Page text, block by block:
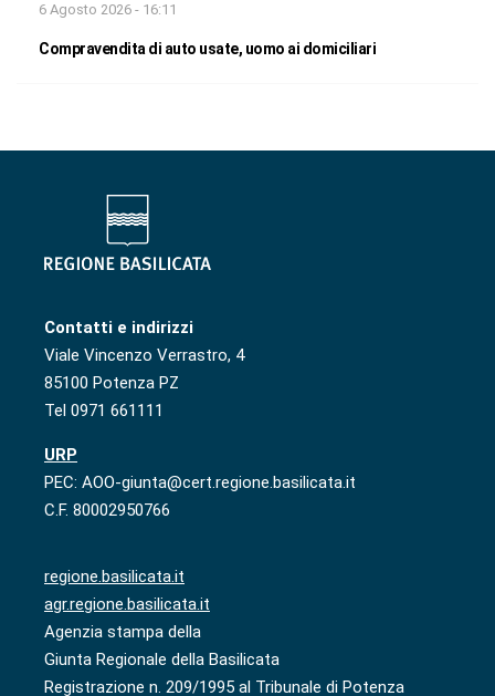
6 Agosto 2026 - 16:11
Compravendita di auto usate, uomo ai domiciliari
Contatti e indirizzi
Viale Vincenzo Verrastro, 4
85100 Potenza PZ
Tel 0971 661111
URP
PEC: AOO-giunta@cert.regione.basilicata.it
C.F. 80002950766
regione.basilicata.it
agr.regione.basilicata.it
Agenzia stampa della
Giunta Regionale della Basilicata
Registrazione n. 209/1995 al Tribunale di Potenza